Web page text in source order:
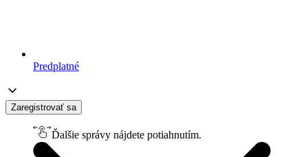
Predplatné
Zaregistrovať sa
Ďalšie správy nájdete potiahnutím.